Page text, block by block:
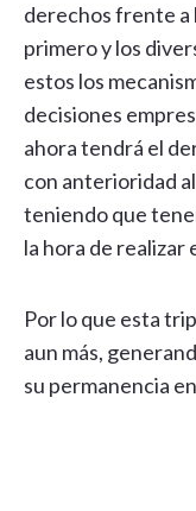
derechos frente a
primero y los
estos los
decisiones
ahora tendrá el
con anterioridad
teniendo que
la hora de realizar
Por lo que esta
aun más,
su permanencia